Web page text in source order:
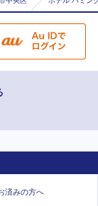
済みの方へ